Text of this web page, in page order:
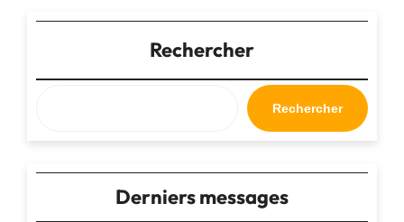
!"
publications
Rechercher
Rechercher
Derniers messages